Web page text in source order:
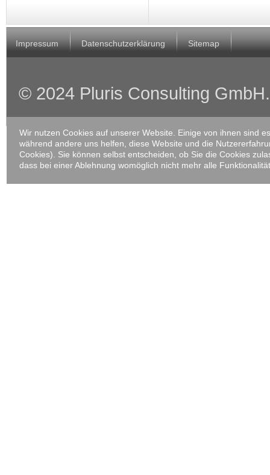
Impressum Datenschutzerklärung Sitemap
© 2024 Pluris Consulting
Wir nutzen Cookies auf unserer Website. Einige von ihnen sind
während andere uns helfen, diese Website und die
Cookies). Sie können selbst entscheiden, ob Sie die Cookies
dass bei einer Ablehnung womöglich nicht mehr alle